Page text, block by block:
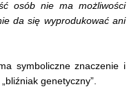
osób nie ma możliwości
da się wyprodukować ani
symboliczne znaczenie i
genetyczny”.